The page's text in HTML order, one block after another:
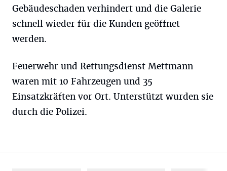
Gebäudeschaden verhindert und die Galerie
schnell wieder für die Kunden geöffnet
werden.
Feuerwehr und Rettungsdienst Mettmann
waren mit 10 Fahrzeugen und 35
Einsatzkräften vor Ort. Unterstützt wurden sie
durch die Polizei.